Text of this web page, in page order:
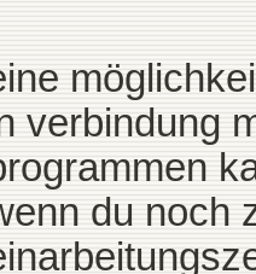
verbindung
du noch